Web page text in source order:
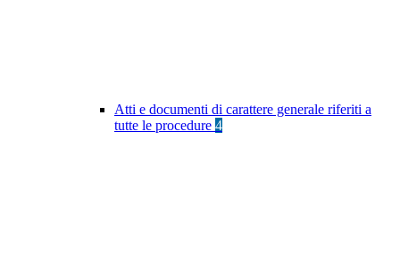
Atti e documenti di carattere generale riferiti a
tutte le procedure 4